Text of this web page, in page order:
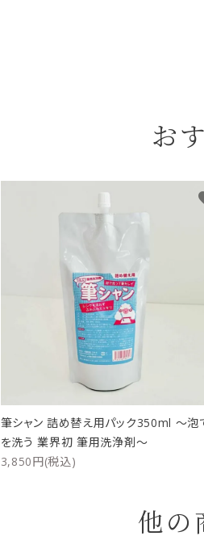
お
筆シャン 詰め替え用パック350ml ～泡
を洗う 業界初 筆用洗浄剤～
3,850円(税込)
他の